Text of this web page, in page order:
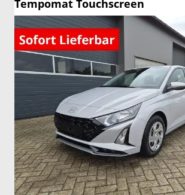
Tempomat Touchscreen